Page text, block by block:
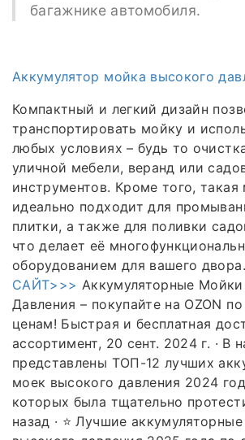
багажнике автомобиля.
Аккумулятор мойка высокого
Компактный и легкий дизайн
транспортировать мойку и
любых условиях – будь то
уличной мебели, веранд или
инструментов. Кроме того, такая
идеально подходит для
плитки, а также для поливки
что делает её
оборудованием для вашего двора.
САЙТ>>> Аккумуляторные
Давления – покупайте на OZON
ценам! Быстрая и бесплатная
ассортимент, 20 сент. 2024 г. · В
представлены ТОП-12 лучших
моек высокого давления 2024
которых была тщательно
назад · ⭐ Лучшие